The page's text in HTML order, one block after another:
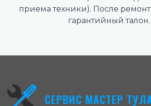
приема техники). После
гарантийный талон.
СЕРВИС МАСТЕР